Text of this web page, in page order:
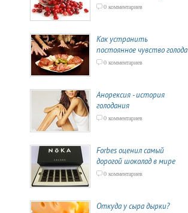
0 комментариев
Как устранить
постоянное чувство голода
0 комментариев
Анорексия - история
голодания
0 комментариев
Forbes оценил самый
дорогой шоколад в мире
0 комментариев
Откуда у сыра дырки?